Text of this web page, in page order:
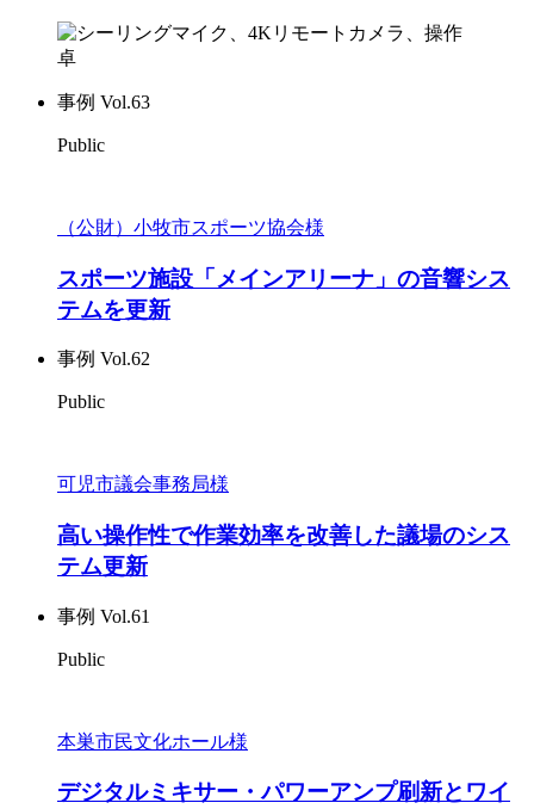
事例 Vol.63
Public
（公財）小牧市スポーツ協会様
スポーツ施設「メインアリーナ」の音響シス
テムを更新
事例 Vol.62
Public
可児市議会事務局様
高い操作性で作業効率を改善した議場のシス
テム更新
事例 Vol.61
Public
本巣市民文化ホール様
デジタルミキサー・パワーアンプ刷新とワイ